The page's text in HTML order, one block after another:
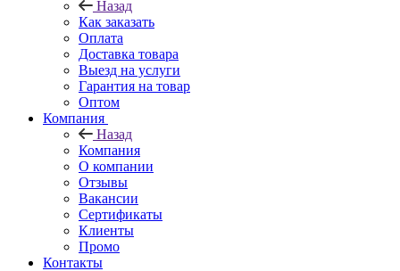
Назад
Как заказать
Оплата
Доставка товара
Выезд на услуги
Гарантия на товар
Оптом
Компания
Назад
Компания
О компании
Отзывы
Вакансии
Сертификаты
Клиенты
Промо
Контакты